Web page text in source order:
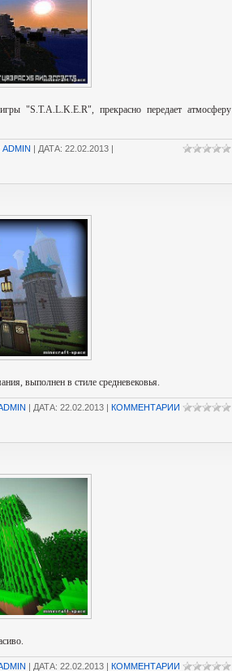
"S.T.A.L.K.E.R", прекрасно передает атмосферу
ADMIN | ДАТА: 22.02.2013 |
выполнен в стиле средневековья.
| ДАТА: 22.02.2013 | КОММЕНТАРИИ
| ДАТА: 22.02.2013 | КОММЕНТАРИИ